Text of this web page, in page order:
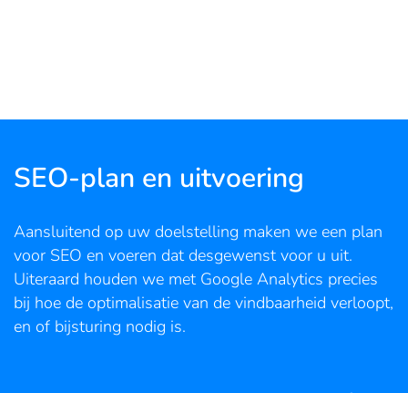
SEO-plan en uitvoering
Aansluitend op uw doelstelling maken we een plan
voor SEO en voeren dat desgewenst voor u uit.
Uiteraard houden we met Google Analytics precies
bij hoe de optimalisatie van de vindbaarheid verloopt,
en of bijsturing nodig is.